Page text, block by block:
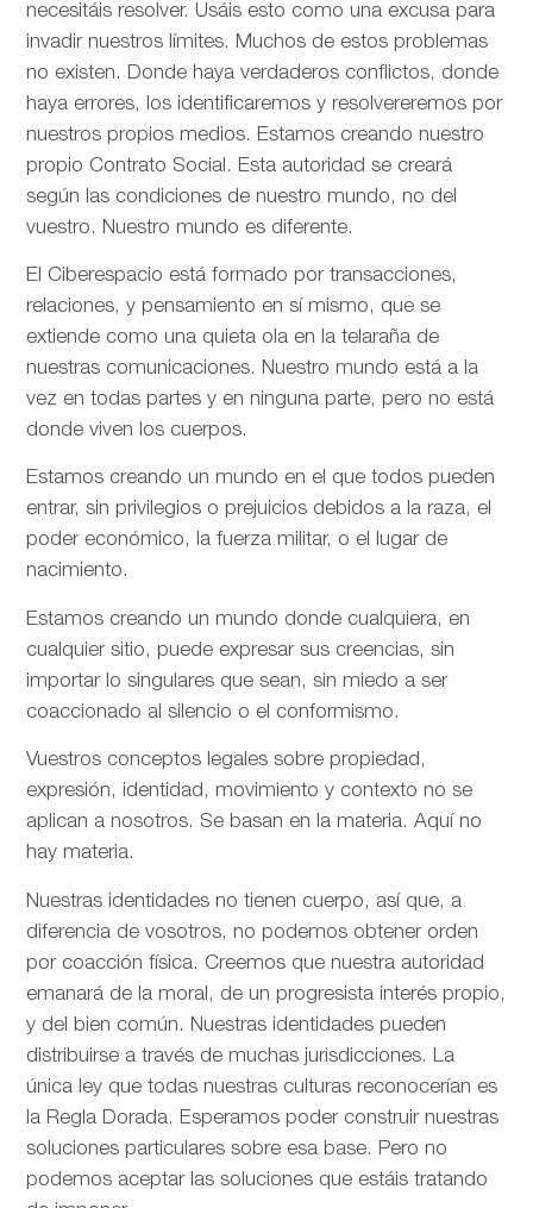
necesitáis resolver. Usáis esto como una excusa para
invadir nuestros límites. Muchos de estos problemas
no existen. Donde haya verdaderos conflictos, donde
haya errores, los identificaremos y resolvereremos por
nuestros propios medios. Estamos creando nuestro
propio Contrato Social. Esta autoridad se creará
según las condiciones de nuestro mundo, no del
vuestro. Nuestro mundo es diferente.
El Ciberespacio está formado por transacciones,
relaciones, y pensamiento en sí mismo, que se
extiende como una quieta ola en la telaraña de
nuestras comunicaciones. Nuestro mundo está a la
vez en todas partes y en ninguna parte, pero no está
donde viven los cuerpos.
Estamos creando un mundo en el que todos pueden
entrar, sin privilegios o prejuicios debidos a la raza, el
poder económico, la fuerza militar, o el lugar de
nacimiento.
Estamos creando un mundo donde cualquiera, en
cualquier sitio, puede expresar sus creencias, sin
importar lo singulares que sean, sin miedo a ser
coaccionado al silencio o el conformismo.
Vuestros conceptos legales sobre propiedad,
expresión, identidad, movimiento y contexto no se
aplican a nosotros. Se basan en la materia. Aquí no
hay materia.
Nuestras identidades no tienen cuerpo, así que, a
diferencia de vosotros, no podemos obtener orden
por coacción física. Creemos que nuestra autoridad
emanará de la moral, de un progresista interés propio,
y del bien común. Nuestras identidades pueden
distribuirse a través de muchas jurisdicciones. La
única ley que todas nuestras culturas reconocerían es
la Regla Dorada. Esperamos poder construir nuestras
soluciones particulares sobre esa base. Pero no
podemos aceptar las soluciones que estáis tratando